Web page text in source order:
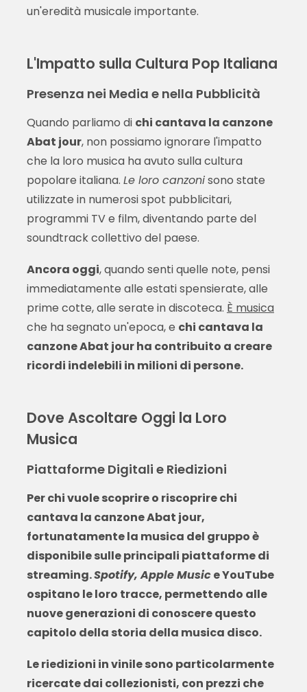
un'eredità musicale importante.
L'Impatto sulla Cultura Pop Italiana
Presenza nei Media e nella Pubblicità
Quando parliamo di chi cantava la canzone
Abat jour, non possiamo ignorare l'impatto
che la loro musica ha avuto sulla cultura
popolare italiana. Le loro canzonisono state
utilizzate in numerosi spot pubblicitari,
programmi TV e film, diventando parte del
soundtrack collettivo del paese.
Ancora oggi, quando senti quelle note, pensi
immediatamente alle estati spensierate, alle
prime cotte, alle serate in discoteca. È musica
che ha segnato un'epoca, e chi cantava la
canzone Abat jour ha contribuito a creare
ricordi indelebili in milioni di persone.
Dove Ascoltare Oggi la Loro
Musica
Piattaforme Digitali e Riedizioni
Per chi vuole scoprire o riscoprirechi
cantava la canzone Abat jour,
fortunatamente la musica del gruppo è
disponibile sulle principali piattaforme di
streaming.Spotify, Apple Musice YouTube
ospitano le loro tracce, permettendo alle
nuove generazioni di conoscere questo
capitolo della storia della musica disco.
Le riedizioni in vinile sono particolarmente
ricercate dai collezionisti, con prezzi che